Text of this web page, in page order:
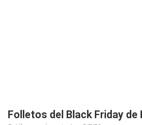
Folletos del Black Friday